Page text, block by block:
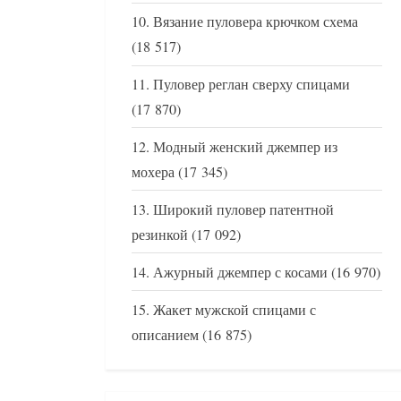
Вязание пуловера крючком схема
(18 517)
Пуловер реглан сверху спицами
(17 870)
Модный женский джемпер из
мохера(17 345)
Широкий пуловер патентной
резинкой (17 092)
Ажурный джемпер с косами (16 970)
Жакет мужской спицами с
описанием(16 875)